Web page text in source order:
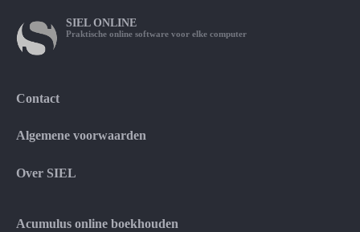
SIEL ONLINE
Praktische online software voor elke computer
Contact
Algemene voorwaarden
Over SIEL
Acumulus online boekhouden